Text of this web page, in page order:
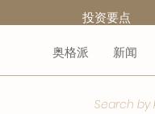
奥格派 新闻
​投资要点